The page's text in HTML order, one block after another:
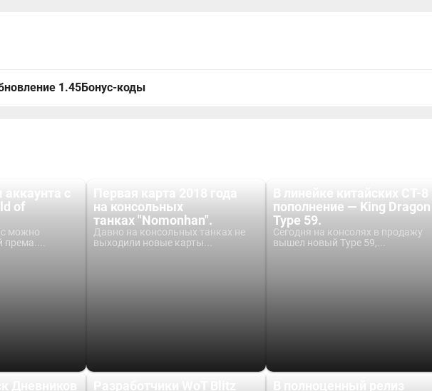
1.45Бонус-коды
of
можно
према....
на консольных
танках "Nomonhan".
Давно на консольных танках не
выходили новые карты...
пополнение — King Dragon
Type 59.
Сегодня на консолях в продажу
вышел новый Type 59,...